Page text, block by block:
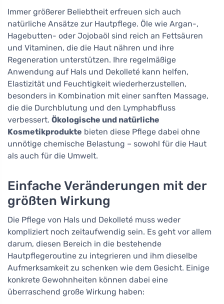
Immer größerer Beliebtheit erfreuen sich auch
natürliche Ansätze zur Hautpflege. Öle wie Argan-,
Hagebutten- oder Jojobaöl sind reich an Fettsäuren
und Vitaminen, die die Haut nähren und ihre
Regeneration unterstützen. Ihre regelmäßige
Anwendung auf Hals und Dekolleté kann helfen,
Elastizität und Feuchtigkeit wiederherzustellen,
besonders in Kombination mit einer sanften Massage,
die die Durchblutung und den Lymphabfluss
verbessert. Ökologische und natürliche
Kosmetikprodukte bieten diese Pflege dabei ohne
unnötige chemische Belastung – sowohl für die Haut
als auch für die Umwelt.
Einfache Veränderungen mit der
größten Wirkung
Die Pflege von Hals und Dekolleté muss weder
kompliziert noch zeitaufwendig sein. Es geht vor allem
darum, diesen Bereich in die bestehende
Hautpflegeroutine zu integrieren und ihm dieselbe
Aufmerksamkeit zu schenken wie dem Gesicht. Einige
konkrete Gewohnheiten können dabei eine
überraschend große Wirkung haben: